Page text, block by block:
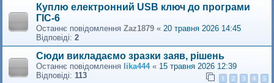
Куплю електронний USB ключ до програми
ГІС-6
Останнє повідомлення Zaz1879 « 20 травня 2026 14:45
Відповіді: 2
Сюди викладаємо зразки заяв, рішень
Останнє повідомлення lika444« 15 травня 2026 12:39
Відповіді: 113 1 2 3 4 5